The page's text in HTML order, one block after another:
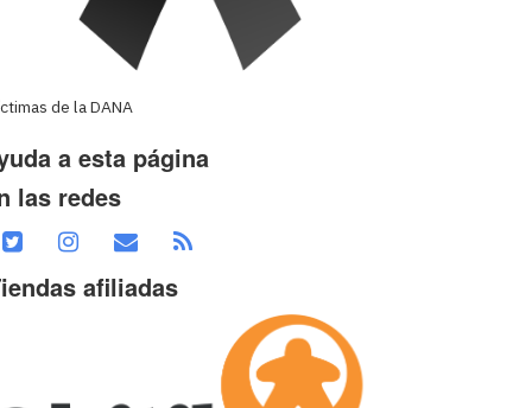
de la DANA
a esta página
las redes
afiliadas